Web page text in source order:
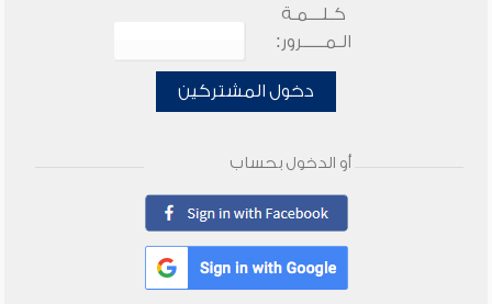
كـلـــمـة
الـمـــــرور:
دخول المشتركين
أو الدخول بحساب